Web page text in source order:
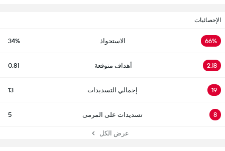
الإحصائيات
66% الاستحواذ 34%
2.18 أهداف متوقعة 0.81
19 إجمالي التسديدات 13
8 تسديدات على المرمى 5
عرض الكل